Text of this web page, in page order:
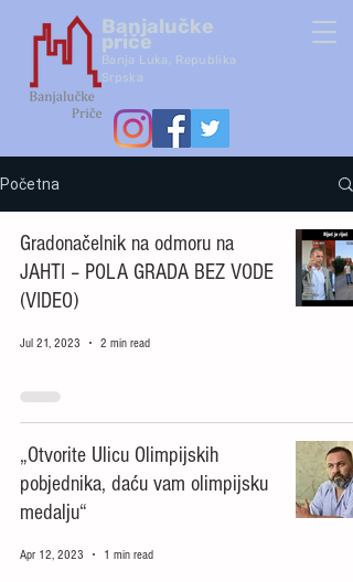
Banjalučke
priče
Banja Luka, Republika
Srpska
Početna
Gradonačelnik na odmoru na
JAHTI – POLA GRADA BEZ VODE
(VIDEO)
Jul 21, 2023 2 min read
„Otvorite Ulicu Olimpijskih
pobjednika, daću vam olimpijsku
medalju“
Apr 12, 2023 1 min read